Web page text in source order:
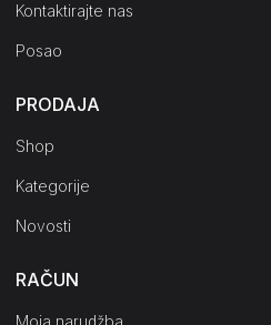
Kontaktirajte nas
Posao
PRODAJA
Shop
Kategorije
Novosti
RAČUN